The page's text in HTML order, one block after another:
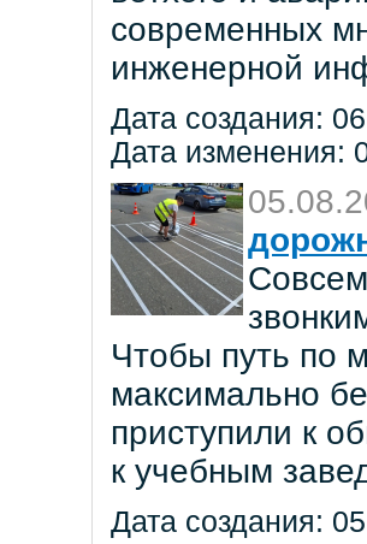
современных
инженерной
Дата создания:
Дата изменения:
Чтобы путь по
максимально
приступили к
к учебным
Дата создания: